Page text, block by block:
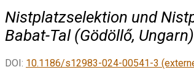
Nistplatzselektion und
Babat-Tal (Gödöllő,
DOI: 10.1186/s12983-024-00541-3